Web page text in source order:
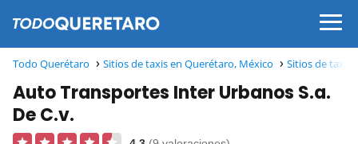
Todo Querétaro Sitios de taxis en Querétaro, México Sitios de taxis
Auto Transportes Inter Urbanos S.a.
De C.v.